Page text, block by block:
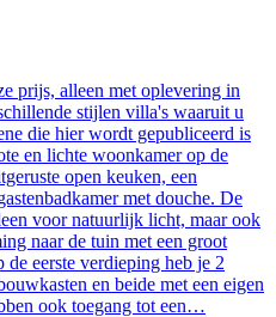
prijs, alleen met oplevering in
stijlen villa's waaruit u
die hier wordt gepubliceerd is
en lichte woonkamer op de
open keuken, een
met douche. De
voor natuurlijk licht, maar ook
naar de tuin met een groot
eerste verdieping heb je 2
en beide met een eigen
ook toegang tot een…